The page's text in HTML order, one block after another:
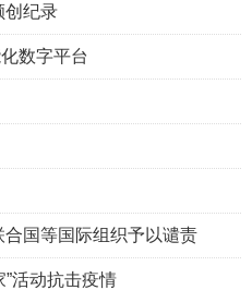
创纪录
数字平台
国等国际组织予以谴责
活动抗击疫情